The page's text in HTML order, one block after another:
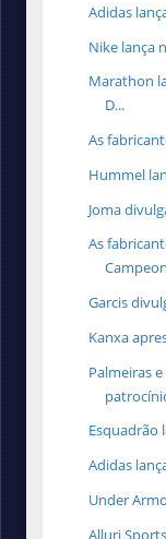
Adidas
Nike lança
Marathon
D...
As
Hummel
Joma
As
Garcis
Kanxa
Palmeiras
Esquadrão
Adidas
Under
Alluri